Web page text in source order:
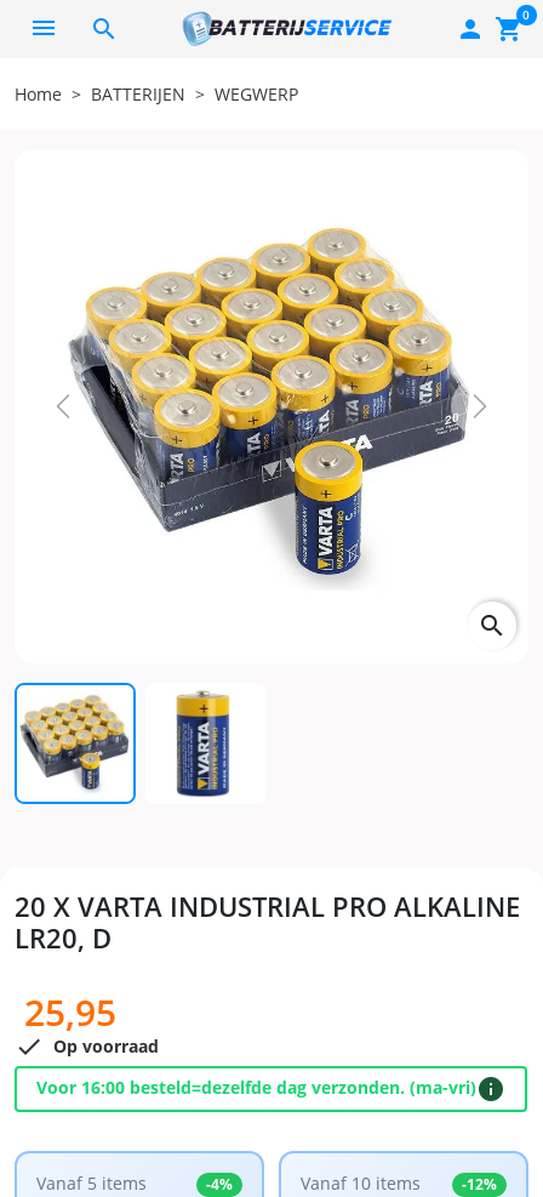
search  shopping_cart0
Home BATTERIJEN WEGWERP
Previous Next
search
20 X VARTA INDUSTRIAL PRO ALKALINE
LR20, D
25,95
 Op voorraad
Voor 16:00 besteld=dezelfde dag verzonden. (ma-vri)info
Vanaf 5 items -4% Vanaf 10 items -12%